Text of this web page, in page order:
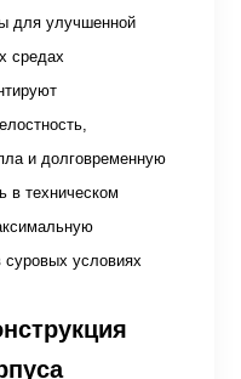
для улучшенной
средах
и долговременную
в техническом
суровых условиях